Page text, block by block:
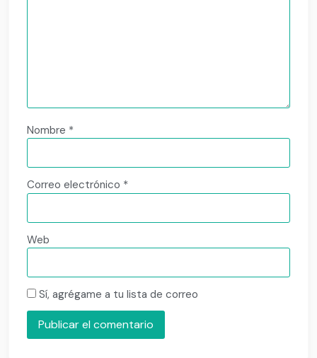
Nombre *
Correo electrónico *
Web
Sí, agrégame a tu lista de correo